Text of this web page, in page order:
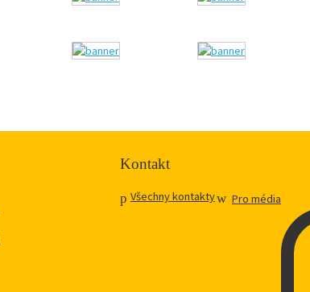
Kontakt
Všechny kontakty Pro média